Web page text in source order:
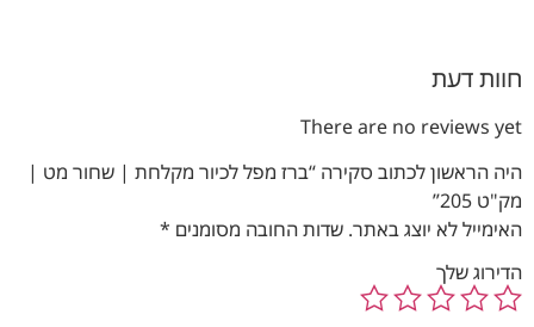
חוות דעת
There are no reviews yet
היה הראשון לכתוב סקירה “ברז מפל לכיור מקלחת | שחור מט |
מק"ט 205”
האימייל לא יוצג באתר. שדות החובה מסומנים *
הדירוג שלך